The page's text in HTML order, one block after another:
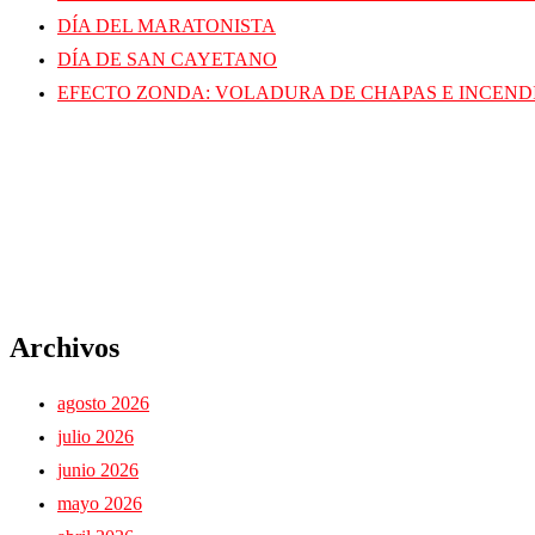
DÍA DEL MARATONISTA
DÍA DE SAN CAYETANO
EFECTO ZONDA: VOLADURA DE CHAPAS E
Archivos
agosto 2026
julio 2026
junio 2026
mayo 2026